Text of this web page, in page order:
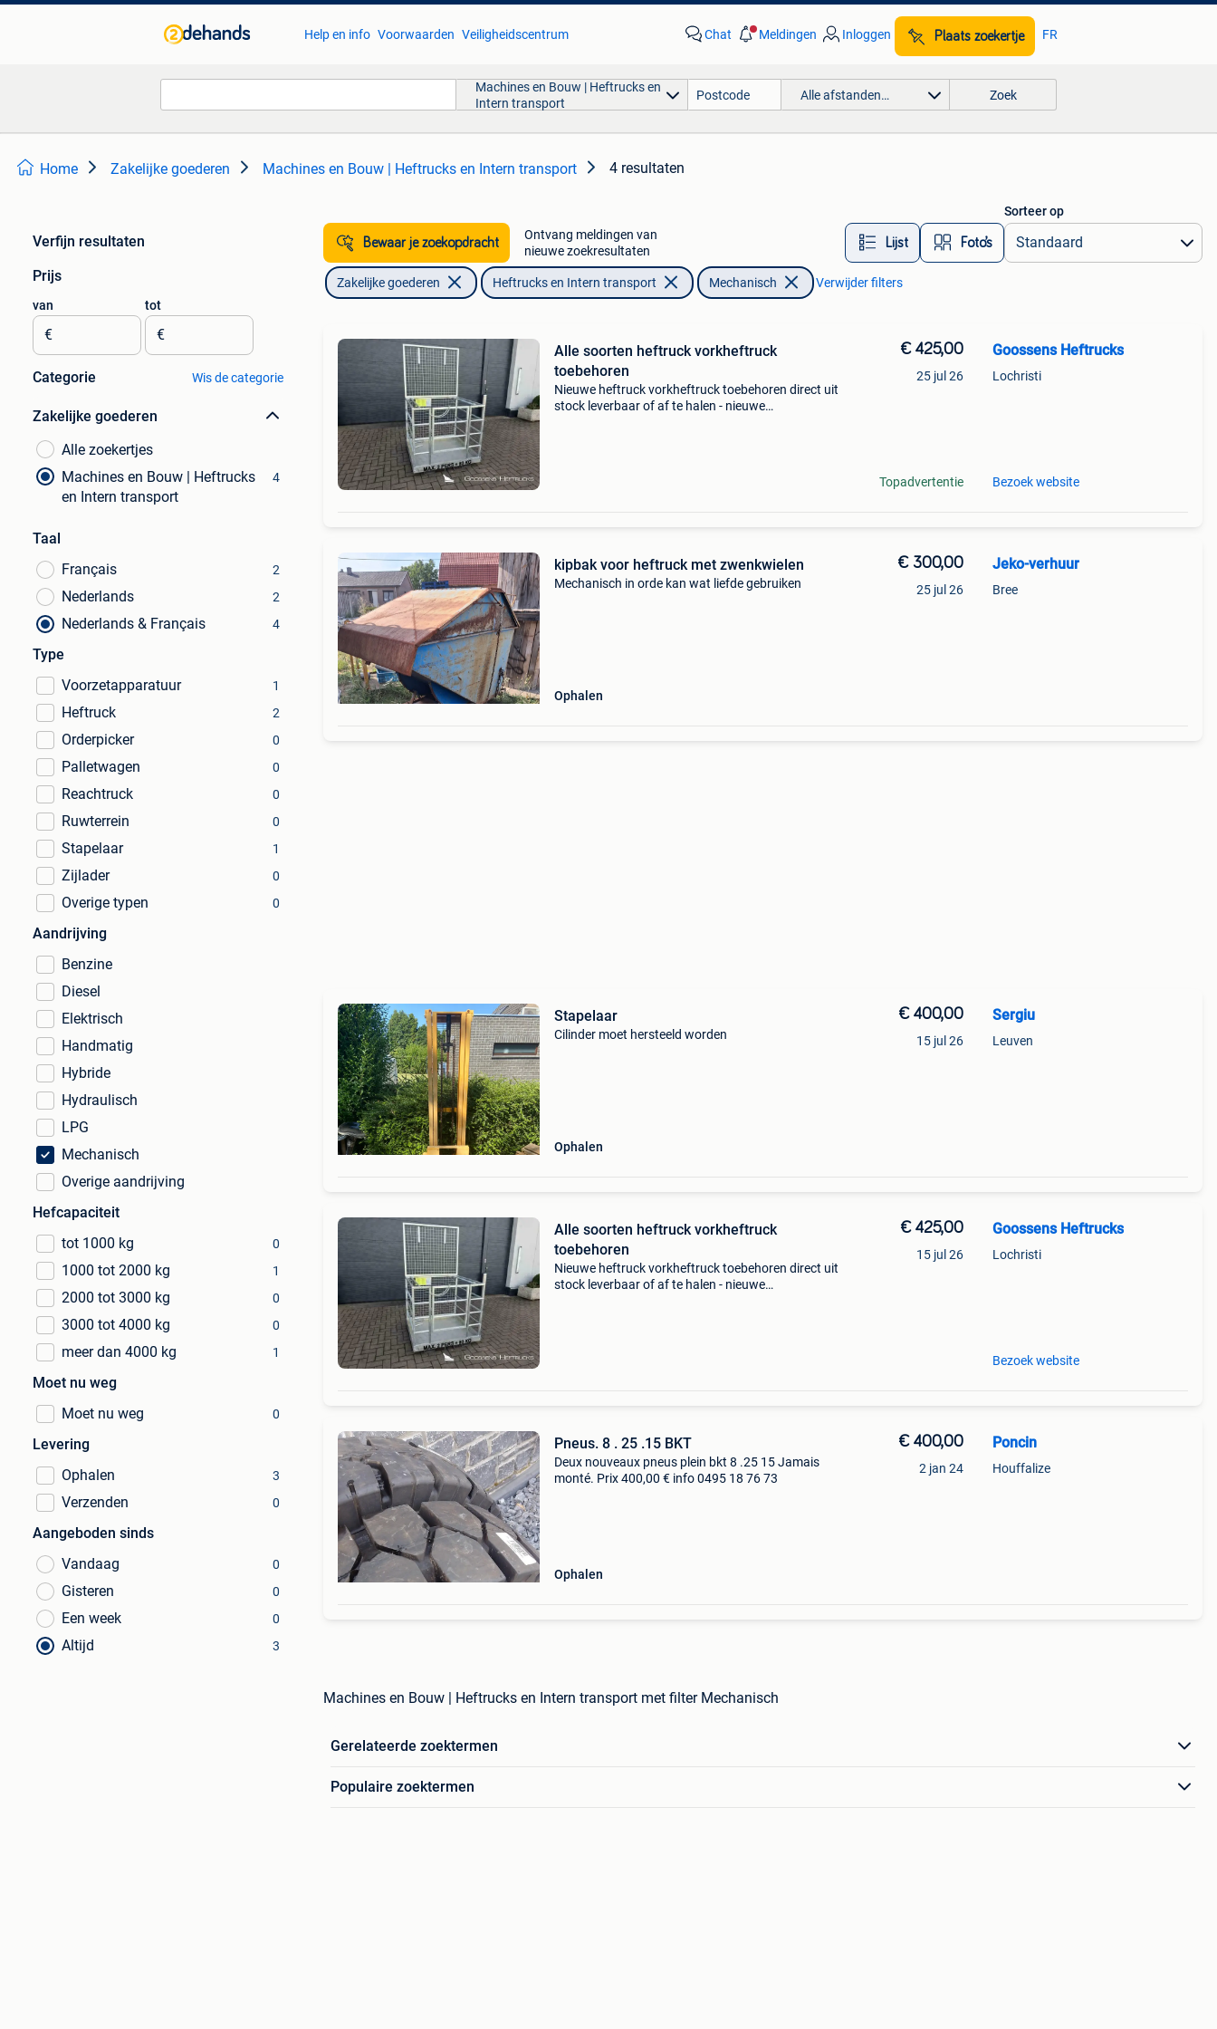
Help en info Voorwaarden Veiligheidscentrum Chat Meldingen Inloggen Plaats zoekertje FR
Machines en Bouw | Heftrucks en
Intern transport
Alle afstanden… Zoek
Home Zakelijke goederen Machines en Bouw | Heftrucks en Intern transport 4 resultaten
Verfijn resultaten
Prijs
van
€
tot
€
Categorie Wis de categorie
Zakelijke goederen
Alle zoekertjes
Machines en Bouw | Heftrucks
en Intern transport
4
Taal
Français
2
Nederlands 2
Nederlands & Français 4
Type
Voorzetapparatuur
1
Heftruck 2
Orderpicker 0
Palletwagen 0
Reachtruck 0
Ruwterrein 0
Stapelaar 1
Zijlader 0
Overige typen 0
Aandrijving
Benzine
Diesel
Elektrisch
Handmatig
Hybride
Hydraulisch
LPG
Mechanisch
Overige aandrijving
Hefcapaciteit
tot 1000 kg
0
1000 tot 2000 kg 1
2000 tot 3000 kg 0
3000 tot 4000 kg 0
meer dan 4000 kg 1
Moet nu weg
Moet nu weg
0
Levering
Ophalen
3
Verzenden 0
Aangeboden sinds
Vandaag
0
Gisteren 0
Een week 0
Altijd 3
Bewaar je zoekopdracht
Ontvang meldingen van
nieuwe zoekresultaten
Lijst Foto’s
Sorteer op
Zakelijke goederen Heftrucks en Intern transport Mechanisch Verwijder filters
Alle soorten heftruck vorkheftruck
toebehoren
Nieuwe heftruck vorkheftruck toebehoren direct uit
stock leverbaar of af te halen - nieuwe
€ 425,00
25 jul 26
Topadvertentie
Goossens Heftrucks
Lochristi
Bezoek website
kipbak voor heftruck met zwenkwielen
Mechanisch in orde kan wat liefde gebruiken
Ophalen
€ 300,00
25 jul 26
Jeko-verhuur
Bree
Stapelaar
Cilinder moet hersteeld worden
Ophalen
€ 400,00
15 jul 26
Sergiu
Leuven
Alle soorten heftruck vorkheftruck
toebehoren
Nieuwe heftruck vorkheftruck toebehoren direct uit
stock leverbaar of af te halen - nieuwe
€ 425,00
15 jul 26
Goossens Heftrucks
Lochristi
Bezoek website
Pneus. 8 . 25 .15 BKT
Deux nouveaux pneus plein bkt 8 .25 15 Jamais
monté. Prix 400,00 € info 0495 18 76 73
Ophalen
€ 400,00
2 jan 24
Poncin
Houffalize
Machines en Bouw | Heftrucks en Intern transport met filter Mechanisch
Gerelateerde zoektermen
Populaire zoektermen